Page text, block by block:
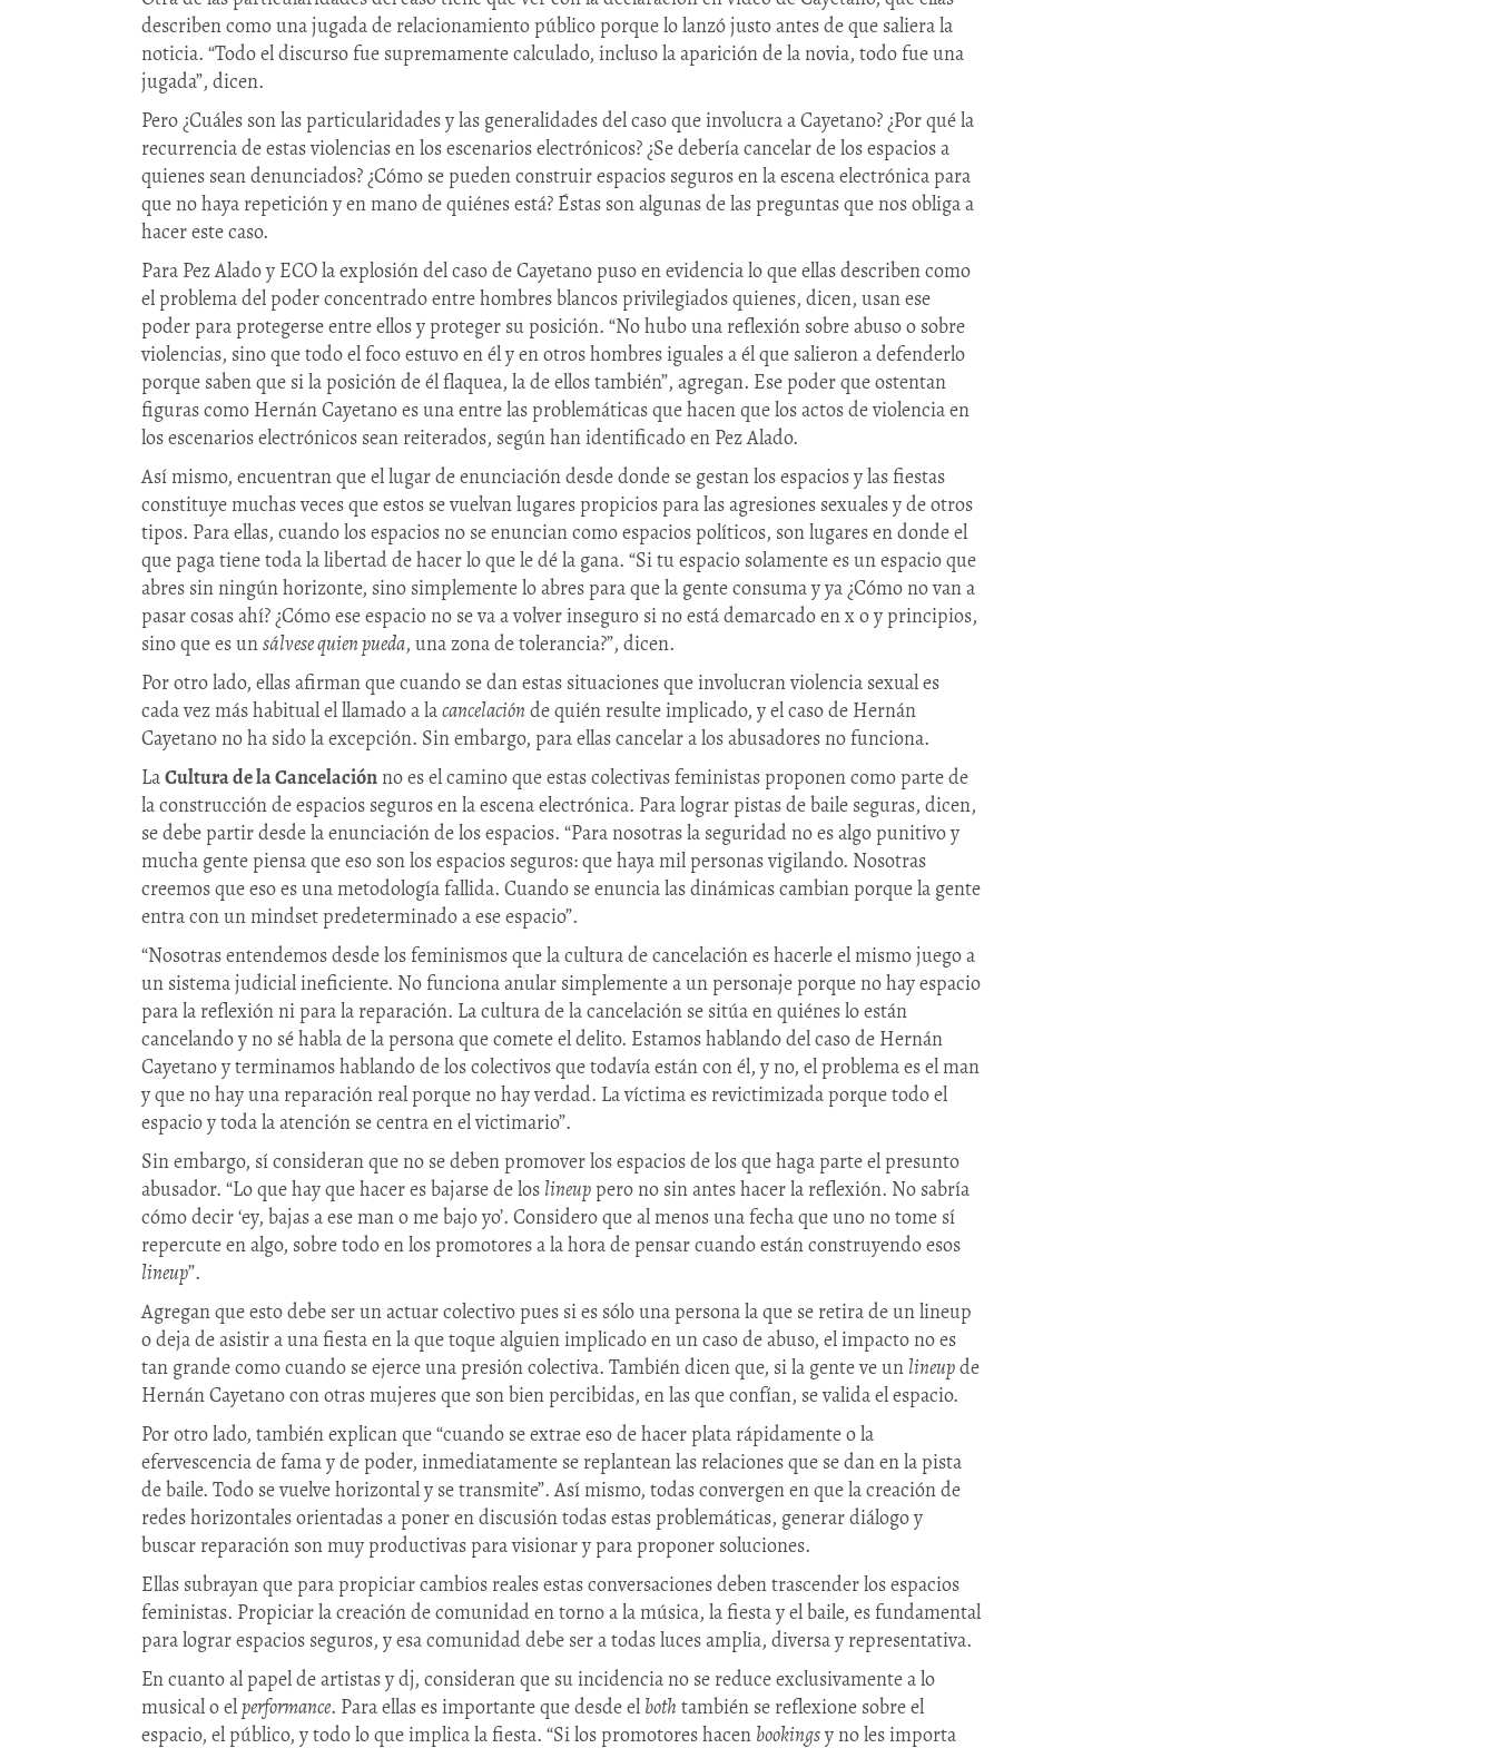
describen como una jugada de relacionamiento público porque lo lanzó justo antes de que saliera la
noticia. “Todo el discurso fue supremamente calculado, incluso la aparición de la novia, todo fue una
jugada”, dicen.
Pero ¿Cuáles son las particularidades y las generalidades del caso que involucra a Cayetano? ¿Por qué la
recurrencia de estas violencias en los escenarios electrónicos? ¿Se debería cancelar de los espacios a
quienes sean denunciados? ¿Cómo se pueden construir espacios seguros en la escena electrónica para
que no haya repetición y en mano de quiénes está? Éstas son algunas de las preguntas que nos obliga a
hacer este caso.
Para Pez Alado y ECO la explosión del caso de Cayetano puso en evidencia lo que ellas describen como
el problema del poder concentrado entre hombres blancos privilegiados quienes, dicen, usan ese
poder para protegerse entre ellos y proteger su posición. “No hubo una reflexión sobre abuso o sobre
violencias, sino que todo el foco estuvo en él y en otros hombres iguales a él que salieron a defenderlo
porque saben que si la posición de él flaquea, la de ellos también”, agregan. Ese poder que ostentan
figuras como Hernán Cayetano es una entre las problemáticas que hacen que los actos de violencia en
los escenarios electrónicos sean reiterados, según han identificado en Pez Alado.
Así mismo, encuentran que el lugar de enunciación desde donde se gestan los espacios y las fiestas
constituye muchas veces que estos se vuelvan lugares propicios para las agresiones sexuales y de otros
tipos. Para ellas, cuando los espacios no se enuncian como espacios políticos, son lugares en donde el
que paga tiene toda la libertad de hacer lo que le dé la gana. “Si tu espacio solamente es un espacio que
abres sin ningún horizonte, sino simplemente lo abres para que la gente consuma y ya ¿Cómo no van a
pasar cosas ahí? ¿Cómo ese espacio no se va a volver inseguro si no está demarcado en x o y principios,
sino que es unsálvese quien pueda, una zona de tolerancia?”, dicen.
Por otro lado, ellas afirman que cuando se dan estas situaciones que involucran violencia sexual es
cada vez más habitual el llamado a lacancelación de quién resulte implicado, y el caso de Hernán
Cayetano no ha sido la excepción. Sin embargo, para ellas cancelar a los abusadores no funciona.
LaCultura de la Cancelaciónno es el camino que estas colectivas feministas proponen como parte de
la construcción de espacios seguros en la escena electrónica. Para lograr pistas de baile seguras, dicen,
se debe partir desde la enunciación de los espacios. “Para nosotras la seguridad no es algo punitivo y
mucha gente piensa que eso son los espacios seguros: que haya mil personas vigilando. Nosotras
creemos que eso es una metodología fallida. Cuando se enuncia las dinámicas cambian porque la gente
entra con un mindset predeterminado a ese espacio”.
“Nosotras entendemos desde los feminismos que la cultura de cancelación es hacerle el mismo juego a
un sistema judicial ineficiente. No funciona anular simplemente a un personaje porque no hay espacio
para la reflexión ni para la reparación. La cultura de la cancelación se sitúa en quiénes lo están
cancelando y no sé habla de la persona que comete el delito. Estamos hablando del caso de Hernán
Cayetano y terminamos hablando de los colectivos que todavía están con él, y no, el problema es el man
y que no hay una reparación real porque no hay verdad. La víctima es revictimizada porque todo el
espacio y toda la atención se centra en el victimario”.
Sin embargo, sí consideran que no se deben promover los espacios de los que haga parte el presunto
abusador. “Lo que hay que hacer es bajarse de los lineuppero no sin antes hacer la reflexión. No sabría
cómo decir ‘ey, bajas a ese man o me bajo yo’. Considero que al menos una fecha que uno no tome sí
repercute en algo, sobre todo en los promotores a la hora de pensar cuando están construyendo esos
lineup”.
Agregan que esto debe ser un actuar colectivo pues si es sólo una persona la que se retira de un lineup
o deja de asistir a una fiesta en la que toque alguien implicado en un caso de abuso, el impacto no es
tan grande como cuando se ejerce una presión colectiva. También dicen que, si la gente ve un lineupde
Hernán Cayetano con otras mujeres que son bien percibidas, en las que confían, se valida el espacio.
Por otro lado, también explican que “cuando se extrae eso de hacer plata rápidamente o la
efervescencia de fama y de poder, inmediatamente se replantean las relaciones que se dan en la pista
de baile. Todo se vuelve horizontal y se transmite”. Así mismo, todas convergen en que la creación de
redes horizontales orientadas a poner en discusión todas estas problemáticas, generar diálogo y
buscar reparación son muy productivas para visionar y para proponer soluciones.
Ellas subrayan que para propiciar cambios reales estas conversaciones deben trascender los espacios
feministas. Propiciar la creación de comunidad en torno a la música, la fiesta y el baile, es fundamental
para lograr espacios seguros, y esa comunidad debe ser a todas luces amplia, diversa y representativa.
En cuanto al papel de artistas y dj, consideran que su incidencia no se reduce exclusivamente a lo
musical o elperformance. Para ellas es importante que desde el both también se reflexione sobre el
espacio, el público, y todo lo que implica la fiesta. “Si los promotores hacen bookingsy no les importa